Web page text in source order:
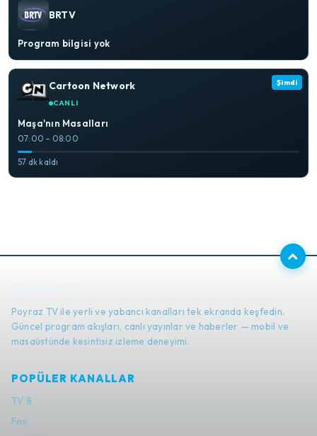
BRTV
Program bilgisi yok
Şimdi
Cartoon Network
CANLI
Maşa'nın Masalları
07:00 – 08:00
57 dk kaldı
Poyraz TV ile yerli ve yabancı kanalları tek ekranda keşfedin.
Güncel program akışları, canlı yayınlar ve haberler — mobil ve
masaüstünde kesintisiz izleme deneyimi.
POPÜLER KANALLAR
TV 8
Fox